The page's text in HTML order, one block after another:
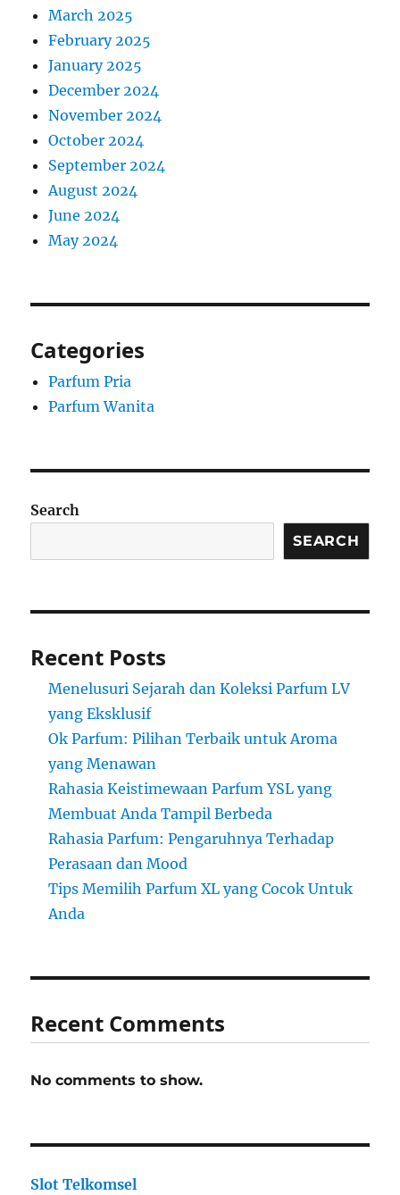
March 2025
February 2025
January 2025
December 2024
November 2024
October 2024
September 2024
August 2024
June 2024
May 2024
Categories
Parfum Pria
Parfum Wanita
Search
SEARCH
Recent Posts
Menelusuri Sejarah dan Koleksi Parfum LV
yang Eksklusif
Ok Parfum: Pilihan Terbaik untuk Aroma
yang Menawan
Rahasia Keistimewaan Parfum YSL yang
Membuat Anda Tampil Berbeda
Rahasia Parfum: Pengaruhnya Terhadap
Perasaan dan Mood
Tips Memilih Parfum XL yang Cocok Untuk
Anda
Recent Comments
No comments to show.
Slot Telkomsel